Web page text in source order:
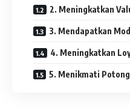
2. Meningkatkan
3. Mendapatkan
4. Meningkatkan
5. Menikmati